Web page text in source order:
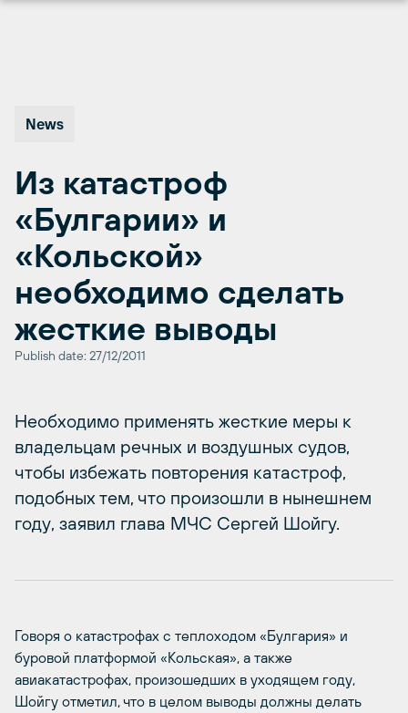
News
Из катастроф
«Булгарии» и
«Кольской»
необходимо сделать
жесткие выводы
Publish date: 27/12/2011
Необходимо применять жесткие меры к
владельцам речных и воздушных судов,
чтобы избежать повторения катастроф,
подобных тем, что произошли в нынешнем
году, заявил глава МЧС Сергей Шойгу.
Говоря о катастрофах с теплоходом «Булгария» и
буровой платформой «Кольская», а также
авиакатастрофах, произошедших в уходящем году,
Шойгу отметил, что в целом выводы должны делать